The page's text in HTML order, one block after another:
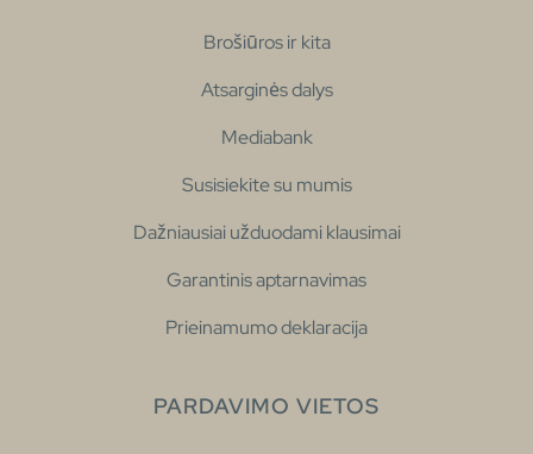
Brošiūros ir kita
Atsarginės dalys
Mediabank
Susisiekite su mumis
Dažniausiai užduodami klausimai
Garantinis aptarnavimas
Prieinamumo deklaracija
PARDAVIMO VIETOS